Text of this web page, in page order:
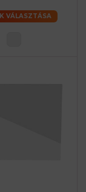
VÁLASZTÁSA